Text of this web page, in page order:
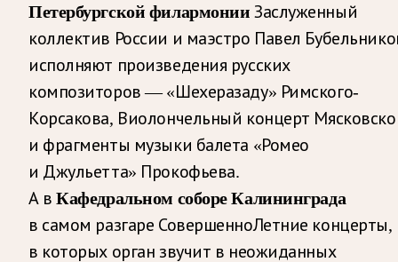
Петербургской филармонии Заслуженный
коллектив России и маэстро Павел
исполняют произведения русских
композиторов — «Шехеразаду» Римского-
Корсакова, Виолончельный концерт
и фрагменты музыки балета «Ромео
и Джульетта» Прокофьева.
А вКафедральном соборе Калининграда
в самом разгаре СовершенноЛетние концерты,
в которых орган звучит в неожиданных